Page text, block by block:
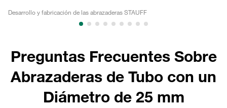
Desarrollo y fabricación de las abrazaderas STAUFF
Preguntas Frecuentes Sobre
Abrazaderas de Tubo con un
Diámetro de 25 mm